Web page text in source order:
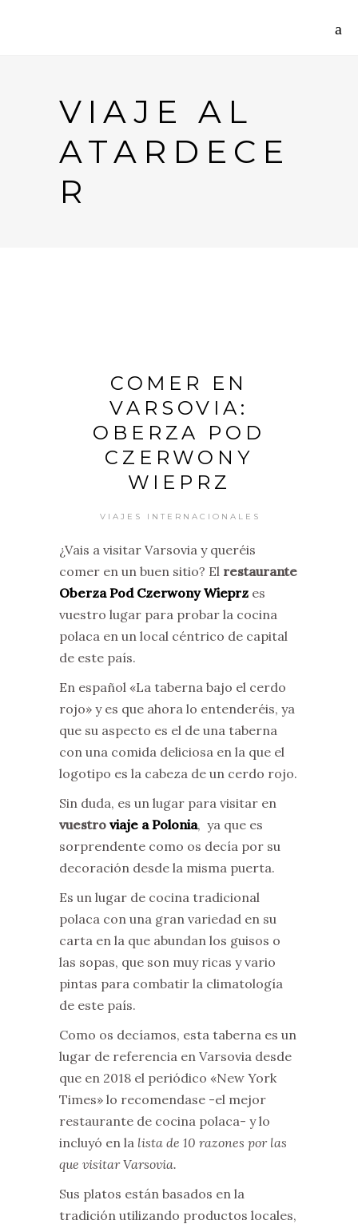
VIAJE AL
ATARDECE
R
COMER EN
VARSOVIA:
OBERZA POD
CZERWONY
WIEPRZ
VIAJES INTERNACIONALES
¿Vais a visitar Varsovia y queréis
comer en un buen sitio? El restaurante
Oberza Pod Czerwony Wieprz es
vuestro lugar para probar la cocina
polaca en un local céntrico de capital
de este país.
En español «La taberna bajo el cerdo
rojo» y es que ahora lo entenderéis, ya
que su aspecto es el de una taberna
con una comida deliciosa en la que el
logotipo es la cabeza de un cerdo rojo.
Sin duda, es un lugar para visitar en
vuestro viaje a Polonia, ya que es
sorprendente como os decía por su
decoración desde la misma puerta.
Es un lugar de cocina tradicional
polaca con una gran variedad en su
carta en la que abundan los guisos o
las sopas, que son muy ricas y vario
pintas para combatir la climatología
de este país.
Como os decíamos, esta taberna es un
lugar de referencia en Varsovia desde
que en 2018 el periódico «New York
Times» lo recomendase -el mejor
restaurante de cocina polaca- y lo
incluyó en la lista de 10 razones por las
que visitar Varsovia.
Sus platos están basados en la
tradición utilizando productos locales,